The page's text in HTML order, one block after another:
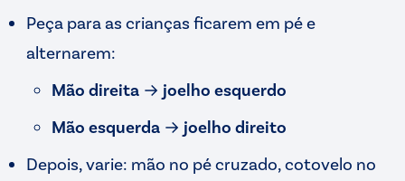
Peça para as crianças ficarem em pé e
alternarem:
Mão direita → joelho esquerdo
Mão esquerda → joelho direito
Depois, varie: mão no pé cruzado, cotovelo no